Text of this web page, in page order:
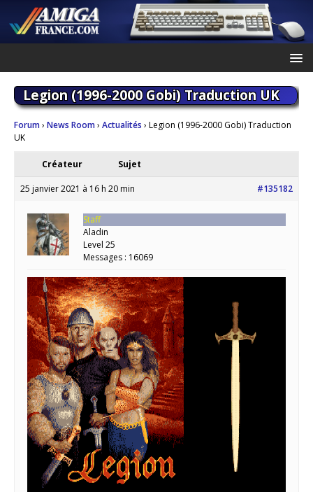
Legion (1996-2000 Gobi) Traduction UK
Forum› News Room› Actualités › Legion (1996-2000 Gobi) Traduction
UK
Créateur Sujet
25 janvier 2021 à 16 h 20 min #135182
Staff
Aladin
Level 25
Messages : 16069